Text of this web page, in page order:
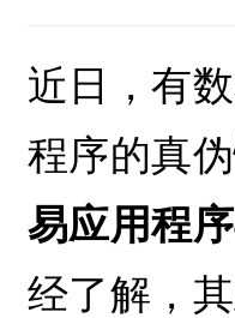
近日，有
程序的真
易应用程
经了解，